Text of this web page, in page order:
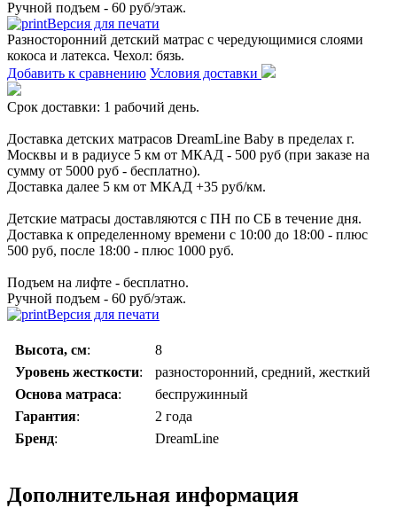
Ручной подъем - 60 руб/этаж.
Версия для печати
Разносторонний детский матрас с чередующимися слоями
кокоса и латекса. Чехол: бязь.
Добавить к сравнению Условия доставки
Срок доставки: 1 рабочий день.
Доставка детских матрасов DreamLine Baby в пределах г.
Москвы и в радиусе 5 км от МКАД - 500 руб (при заказе на
сумму от 5000 руб - бесплатно).
Доставка далее 5 км от МКАД +35 руб/км.
Детские матрасы доставляются с ПН по СБ в течение дня.
Доставка к определенному времени с 10:00 до 18:00 - плюс
500 руб, после 18:00 - плюс 1000 руб.
Подъем на лифте - бесплатно.
Ручной подъем - 60 руб/этаж.
Версия для печати
Высота, см:
8
Уровень жесткости:
разносторонний, средний, жесткий
Основа матраса:
беспружинный
Гарантия:
2 года
Бренд: DreamLine
Дополнительная информация